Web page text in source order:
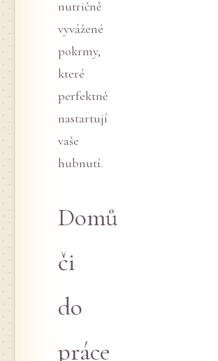
nutričně
vyvážené
pokrmy,
které
perfektně
nastartují
vaše
hubnutí.
Domů
či
do
práce